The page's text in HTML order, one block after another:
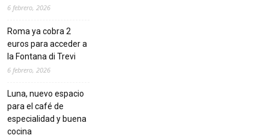
6 febrero, 2026
Roma ya cobra 2
euros para acceder a
la Fontana di Trevi
6 febrero, 2026
Luna, nuevo espacio
para el café de
especialidad y buena
cocina